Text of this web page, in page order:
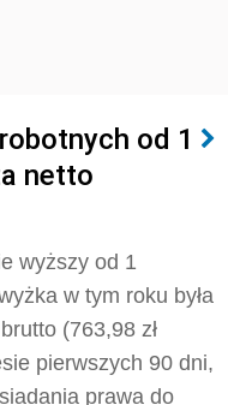
od 1
netto
wyższy od 1
w tym roku była
(763,98 zł
pierwszych 90 dni,
prawa do